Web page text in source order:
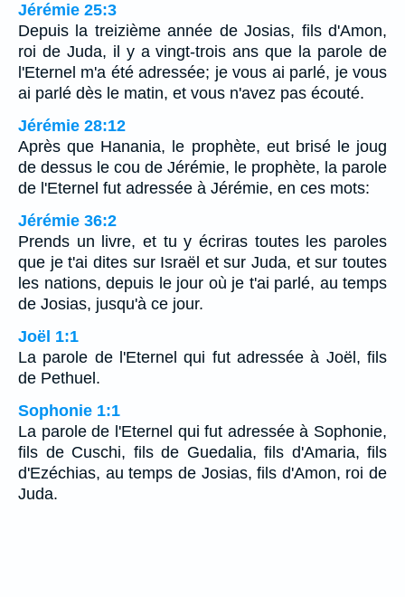
Jérémie 25:3
Depuis la treizième année de Josias, fils d'Amon,
roi de Juda, il y a vingt-trois ans que la parole de
l'Eternel m'a été adressée; je vous ai parlé, je vous
ai parlé dès le matin, et vous n'avez pas écouté.
Jérémie 28:12
Après que Hanania, le prophète, eut brisé le joug
de dessus le cou de Jérémie, le prophète, la parole
de l'Eternel fut adressée à Jérémie, en ces mots:
Jérémie 36:2
Prends un livre, et tu y écriras toutes les paroles
que je t'ai dites sur Israël et sur Juda, et sur toutes
les nations, depuis le jour où je t'ai parlé, au temps
de Josias, jusqu'à ce jour.
Joël 1:1
La parole de l'Eternel qui fut adressée à Joël, fils
de Pethuel.
Sophonie 1:1
La parole de l'Eternel qui fut adressée à Sophonie,
fils de Cuschi, fils de Guedalia, fils d'Amaria, fils
d'Ezéchias, au temps de Josias, fils d'Amon, roi de
Juda.